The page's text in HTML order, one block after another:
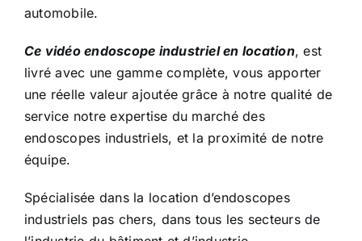
automobile.
Ce vidéo endoscope industriel en location, est
livré avec une gamme complète, vous apporter
une réelle valeur ajoutée grâce à notre qualité de
service notre expertise du marché des
endoscopes industriels, et la proximité de notre
équipe.
Spécialisée dans la location d’endoscopes
industriels pas chers, dans tous les secteurs de